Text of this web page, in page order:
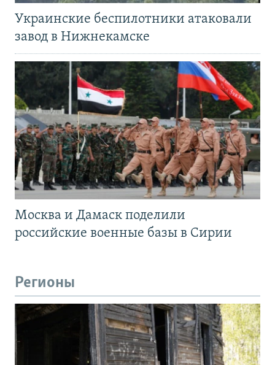
Украинские беспилотники атаковали
завод в Нижнекамске
Москва и Дамаск поделили
российские военные базы в Сирии
Регионы